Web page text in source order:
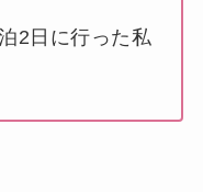
2日に行った私